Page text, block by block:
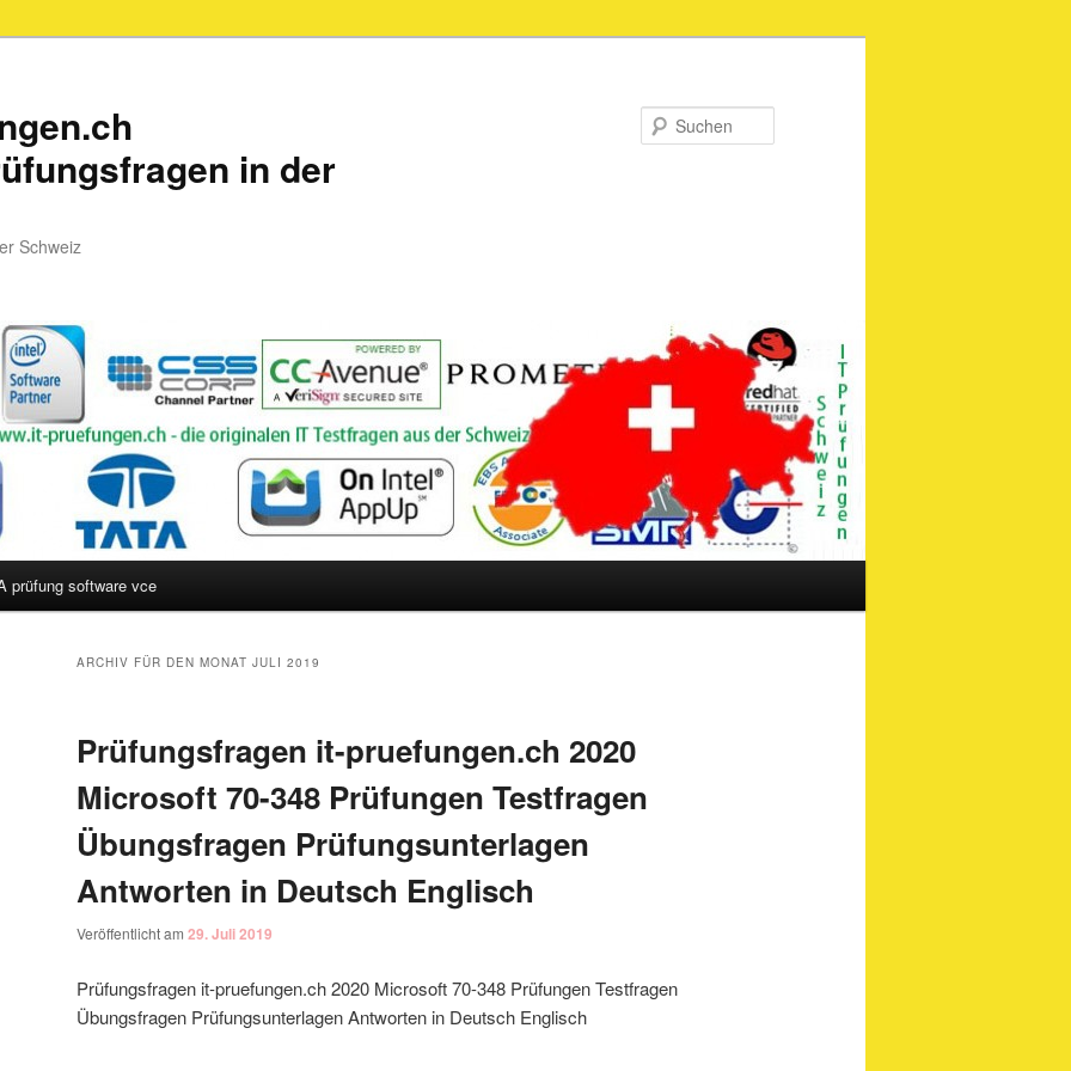
in der
Schweiz
prüfung software vce
ARCHIV FÜR DEN MONAT JULI 2019
Prüfungsfragen it-pruefungen.ch 2020
Microsoft 70-348 Prüfungen Testfragen
Übungsfragen Prüfungsunterlagen
Antworten in Deutsch Englisch
Veröffentlicht am 29. Juli 2019
Prüfungsfragen it-pruefungen.ch 2020 Microsoft 70-348 Prüfungen Testfragen
Übungsfragen Prüfungsunterlagen Antworten in Deutsch Englisch